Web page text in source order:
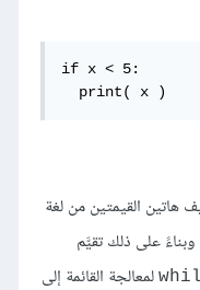
if x < 5:
  print( x )
هاتين القيمتين من لغة
وبناءً على ذلك تقيَّم
لمعالجة القائمة إلى